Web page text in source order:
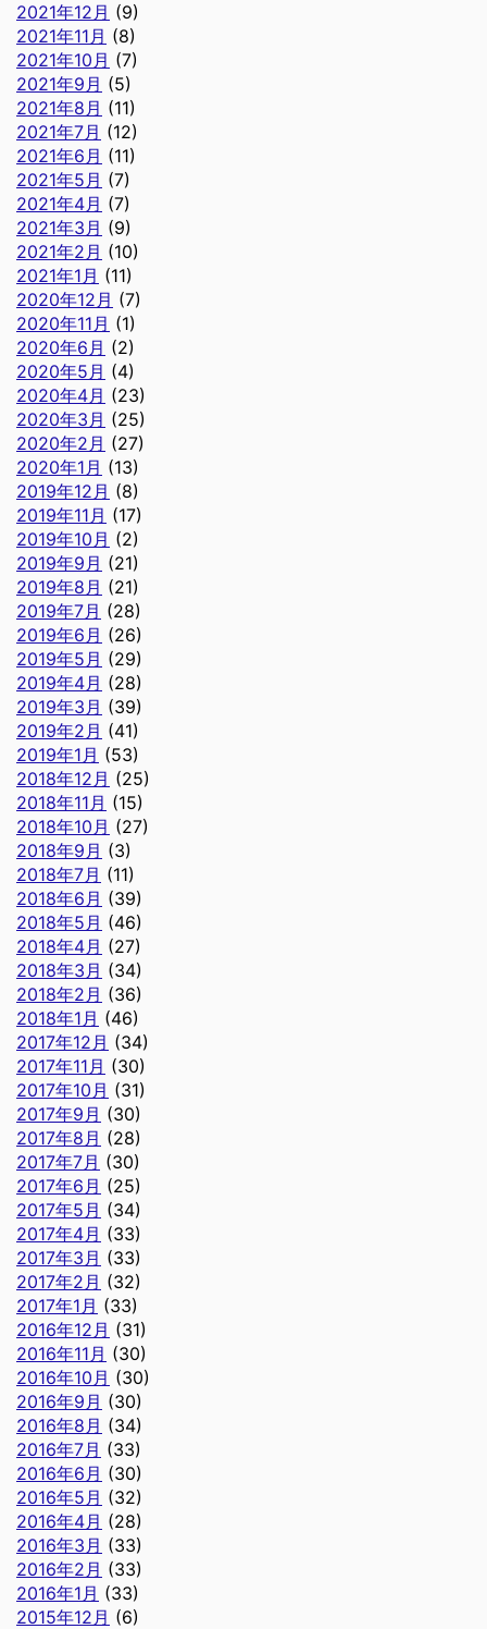
2021年12月 (9)
2021年11月 (8)
2021年10月 (7)
2021年9月 (5)
2021年8月 (11)
2021年7月 (12)
2021年6月 (11)
2021年5月 (7)
2021年4月 (7)
2021年3月 (9)
2021年2月 (10)
2021年1月 (11)
2020年12月 (7)
2020年11月 (1)
2020年6月 (2)
2020年5月 (4)
2020年4月 (23)
2020年3月 (25)
2020年2月 (27)
2020年1月 (13)
2019年12月 (8)
2019年11月 (17)
2019年10月 (2)
2019年9月 (21)
2019年8月 (21)
2019年7月 (28)
2019年6月 (26)
2019年5月 (29)
2019年4月 (28)
2019年3月 (39)
2019年2月 (41)
2019年1月 (53)
2018年12月 (25)
2018年11月 (15)
2018年10月 (27)
2018年9月 (3)
2018年7月 (11)
2018年6月 (39)
2018年5月 (46)
2018年4月 (27)
2018年3月 (34)
2018年2月 (36)
2018年1月 (46)
2017年12月 (34)
2017年11月 (30)
2017年10月 (31)
2017年9月 (30)
2017年8月 (28)
2017年7月 (30)
2017年6月 (25)
2017年5月 (34)
2017年4月 (33)
2017年3月 (33)
2017年2月 (32)
2017年1月 (33)
2016年12月 (31)
2016年11月 (30)
2016年10月 (30)
2016年9月 (30)
2016年8月 (34)
2016年7月 (33)
2016年6月 (30)
2016年5月 (32)
2016年4月 (28)
2016年3月 (33)
2016年2月 (33)
2016年1月 (33)
2015年12月 (6)